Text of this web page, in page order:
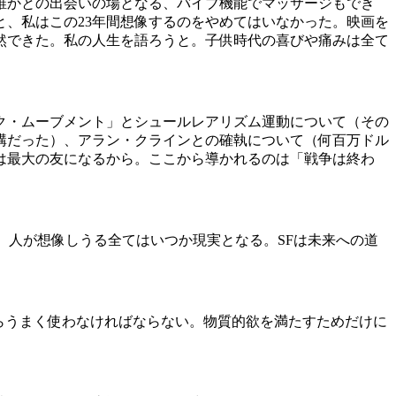
との出会いの場となる、バイブ機能でマッサージもでき
私はこの23年間想像するのをやめてはいなかった。映画を
きた。私の人生を語ろうと。子供時代の喜びや痛みは全て
ムーブメント」とシュールレアリズム運動について（その
った）、アラン・クラインとの確執について（何百万ドル
大の友になるから。ここから導かれるのは「戦争は終わ
が想像しうる全てはいつか現実となる。SFは未来への道
まく使わなければならない。物質的欲を満たすためだけに